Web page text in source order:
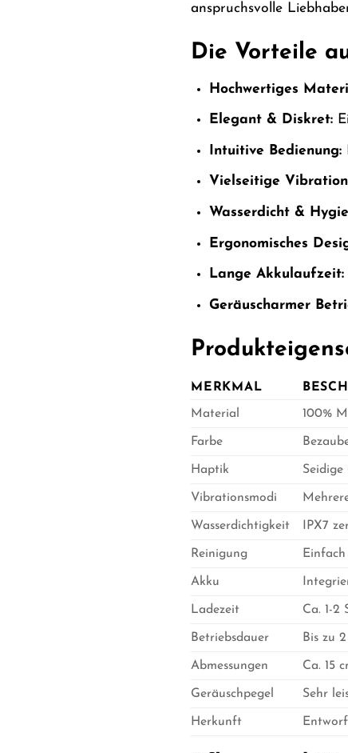
anspruchsvolle
Die Vorteile
Hochwertiges
Elegant & Diskret:
Intuitive Bedienung:
Vielseitige
Wasserdicht &
Ergonomisches
Lange Akkulaufzeit:
Geräuscharmer
MERKMAL
Material 100%
Farbe
Haptik
Vibrationsmodi
Wasserdichtigkeit IPX7
Reinigung
Akku
Ladezeit Ca. 1-2
Betriebsdauer Bis zu
Abmessungen Ca. 15
Geräuschpegel Sehr
Herkunft